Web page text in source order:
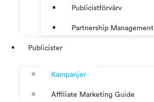
Publicistförvärv
Partnership Management
Publicister
Kampanjer
Affiliate Marketing Guide